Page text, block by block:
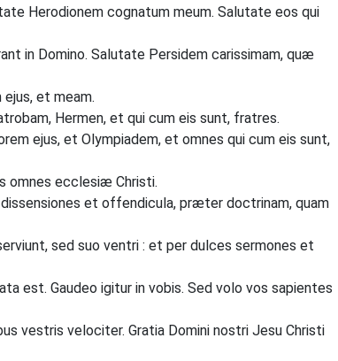
Herodionem cognatum meum. Salutate eos qui
in Domino. Salutate Persidem carissimam, quæ
et meam.
Hermen, et qui cum eis sunt, fratres.
ejus, et Olympiadem, et omnes qui cum eis sunt,
omnes ecclesiæ Christi.
et offendicula, præter doctrinam, quam
sed suo ventri : et per dulces sermones et
est. Gaudeo igitur in vobis. Sed volo vos sapientes
vestris velociter. Gratia Domini nostri Jesu Christi